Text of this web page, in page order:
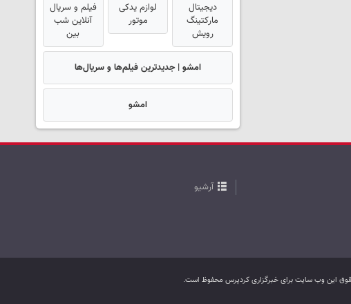
دیجیتال
مارکتینگ
رویش
لوازم یدکی
موتور
فیلم و سریال
آنلاین شب
بین
امشو | جدیدترین فیلم‌ها و سریال‌ها
امشو
آرشیو
حقوق این وب سایت برای خبرگزاری کردپرس محفوظ است.